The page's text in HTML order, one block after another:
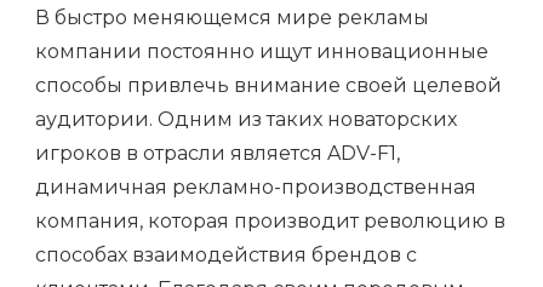
В быстро меняющемся мире рекламы
компании постоянно ищут инновационные
способы привлечь внимание своей целевой
аудитории. Одним из таких новаторских
игроков в отрасли является ADV-F1,
динамичная рекламно-производственная
компания, которая производит революцию в
способах взаимодействия брендов с